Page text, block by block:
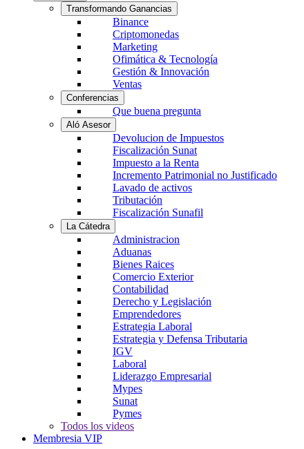
Transformando Ganancias
Binance
Criptomonedas
Marketing
Ofimática & Tecnología
Gestión & Innovación
Ventas
Conferencias
Que buena pregunta
Aló Asesor
Devolucion de Impuestos
Fiscalización Sunat
Impuesto a la Renta
Incremento Patrimonial no Justificado
Lavado de activos
Tributación
Fiscalización Sunafil
La Cátedra
Administracion
Aduanas
Bienes Raices
Comercio Exterior
Contabilidad
Derecho y Legislación
Emprendedores
Estrategia Laboral
Estrategia y Defensa Tributaria
IGV
Laboral
Liderazgo Empresarial
Mypes
Sunat
Pymes
Todos los videos
Membresia VIP